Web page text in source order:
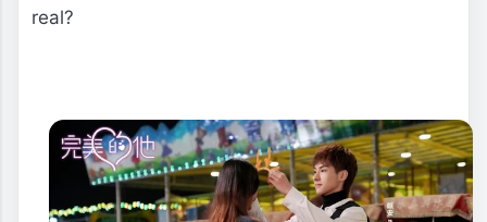
real?